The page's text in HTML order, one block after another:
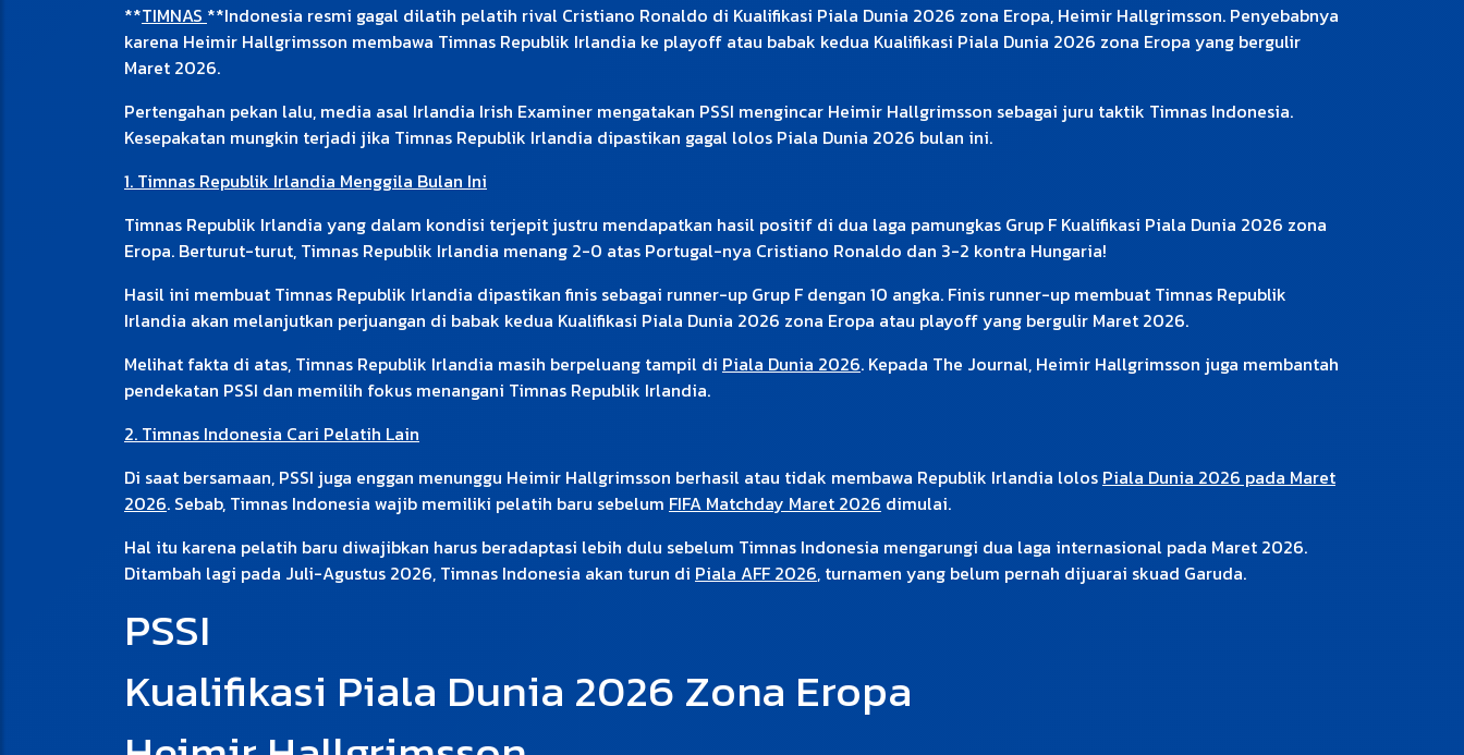
**TIMNAS **Indonesia resmi gagal dilatih pelatih rival Cristiano Ronaldo di Kualifikasi Piala Dunia 2026 zona Eropa, Heimir Hallgrimsson. Penyebabnya
karena Heimir Hallgrimsson membawa Timnas Republik Irlandia ke playoff atau babak kedua Kualifikasi Piala Dunia 2026 zona Eropa yang bergulir
Maret 2026.
Pertengahan pekan lalu, media asal Irlandia Irish Examiner mengatakan PSSI mengincar Heimir Hallgrimsson sebagai juru taktik Timnas Indonesia.
Kesepakatan mungkin terjadi jika Timnas Republik Irlandia dipastikan gagal lolos Piala Dunia 2026 bulan ini.
1. Timnas Republik Irlandia Menggila Bulan Ini
Timnas Republik Irlandia yang dalam kondisi terjepit justru mendapatkan hasil positif di dua laga pamungkas Grup F Kualifikasi Piala Dunia 2026 zona
Eropa. Berturut-turut, Timnas Republik Irlandia menang 2-0 atas Portugal-nya Cristiano Ronaldo dan 3-2 kontra Hungaria!
Hasil ini membuat Timnas Republik Irlandia dipastikan finis sebagai runner-up Grup F dengan 10 angka. Finis runner-up membuat Timnas Republik
Irlandia akan melanjutkan perjuangan di babak kedua Kualifikasi Piala Dunia 2026 zona Eropa atau playoff yang bergulir Maret 2026.
Melihat fakta di atas, Timnas Republik Irlandia masih berpeluang tampil di Piala Dunia 2026. Kepada The Journal, Heimir Hallgrimsson juga membantah
pendekatan PSSI dan memilih fokus menangani Timnas Republik Irlandia.
2. Timnas Indonesia Cari Pelatih Lain
Di saat bersamaan, PSSI juga enggan menunggu Heimir Hallgrimsson berhasil atau tidak membawa Republik Irlandia lolos Piala Dunia 2026 pada Maret
2026. Sebab, Timnas Indonesia wajib memiliki pelatih baru sebelum FIFA Matchday Maret 2026 dimulai.
Hal itu karena pelatih baru diwajibkan harus beradaptasi lebih dulu sebelum Timnas Indonesia mengarungi dua laga internasional pada Maret 2026.
Ditambah lagi pada Juli-Agustus 2026, Timnas Indonesia akan turun di Piala AFF 2026, turnamen yang belum pernah dijuarai skuad Garuda.
PSSI
Kualifikasi Piala Dunia 2026 Zona Eropa